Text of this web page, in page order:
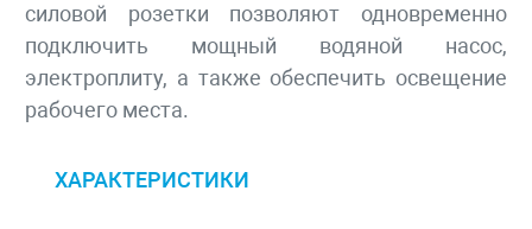
силовой розетки позволяют одновременно
подключить мощный водяной насос,
электроплиту, а также обеспечить освещение
рабочего места.
ХАРАКТЕРИСТИКИ